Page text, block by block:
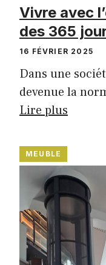
Vivre avec
des 365
16 FÉVRIER 2025
Dans une
devenue la
Lire plus
MEUBLE